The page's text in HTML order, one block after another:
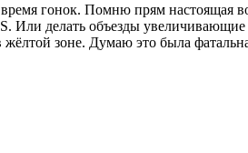
гонок. Помню прям настоящая
Или делать объезды
жёлтой зоне. Думаю это была